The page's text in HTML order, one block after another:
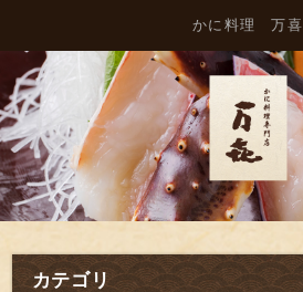
かに料理 万喜
カテゴリ